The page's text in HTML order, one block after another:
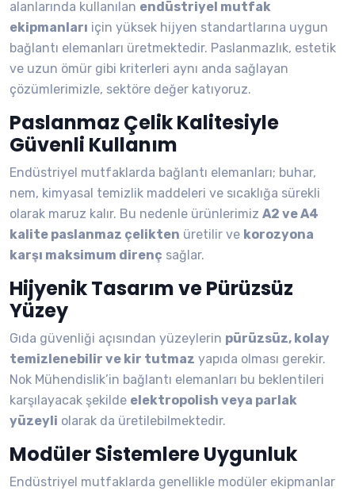
alanlarında kullanılan endüstriyel mutfak
ekipmanları için yüksek hijyen standartlarına uygun
bağlantı elemanları üretmektedir. Paslanmazlık, estetik
ve uzun ömür gibi kriterleri aynı anda sağlayan
çözümlerimizle, sektöre değer katıyoruz.
Paslanmaz Çelik Kalitesiyle
Güvenli Kullanım
Endüstriyel mutfaklarda bağlantı elemanları; buhar,
nem, kimyasal temizlik maddeleri ve sıcaklığa sürekli
olarak maruz kalır. Bu nedenle ürünlerimiz A2 ve A4
kalite paslanmaz çelikten üretilir ve korozyona
karşı maksimum direnç sağlar.
Hijyenik Tasarım ve Pürüzsüz
Yüzey
Gıda güvenliği açısından yüzeylerin pürüzsüz, kolay
temizlenebilir ve kir tutmaz yapıda olması gerekir.
Nok Mühendislik’in bağlantı elemanları bu beklentileri
karşılayacak şekilde elektropolish veya parlak
yüzeyli olarak da üretilebilmektedir.
Modüler Sistemlere Uygunluk
Endüstriyel mutfaklarda genellikle modüler ekipmanlar